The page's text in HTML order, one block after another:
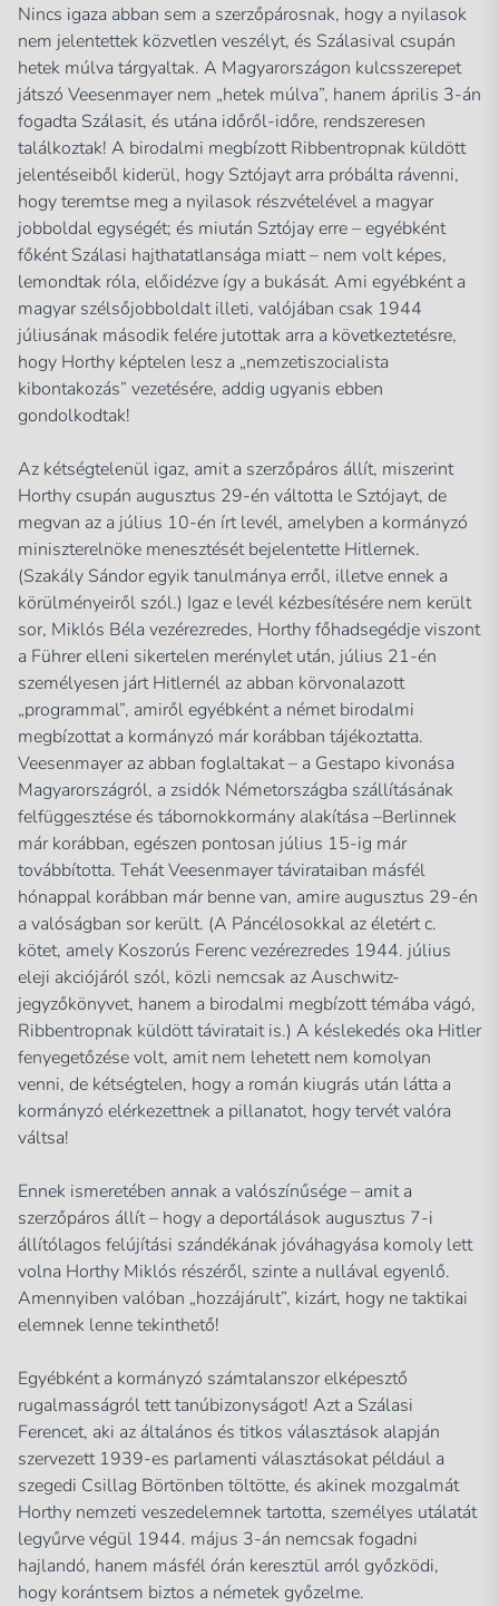
Nincs igaza abban sem a szerzőpárosnak, hogy a nyilasok
nem jelentettek közvetlen veszélyt, és Szálasival csupán
hetek múlva tárgyaltak. A Magyarországon kulcsszerepet
játszó Veesenmayer nem „hetek múlva”, hanem április 3-án
fogadta Szálasit, és utána időről-időre, rendszeresen
találkoztak! A birodalmi megbízott Ribbentropnak küldött
jelentéseiből kiderül, hogy Sztójayt arra próbálta rávenni,
hogy teremtse meg a nyilasok részvételével a magyar
jobboldal egységét; és miután Sztójay erre – egyébként
főként Szálasi hajthatatlansága miatt – nem volt képes,
lemondtak róla, előidézve így a bukását. Ami egyébként a
magyar szélsőjobboldalt illeti, valójában csak 1944
júliusának második felére jutottak arra a következtetésre,
hogy Horthy képtelen lesz a „nemzetiszocialista
kibontakozás” vezetésére, addig ugyanis ebben
gondolkodtak!
Az kétségtelenül igaz, amit a szerzőpáros állít, miszerint
Horthy csupán augusztus 29-én váltotta le Sztójayt, de
megvan az a július 10-én írt levél, amelyben a kormányzó
miniszterelnöke menesztését bejelentette Hitlernek.
(Szakály Sándor egyik tanulmánya erről, illetve ennek a
körülményeiről szól.) Igaz e levél kézbesítésére nem került
sor, Miklós Béla vezérezredes, Horthy főhadsegédje viszont
a Führer elleni sikertelen merénylet után, július 21-én
személyesen járt Hitlernél az abban körvonalazott
„programmal”, amiről egyébként a német birodalmi
megbízottat a kormányzó már korábban tájékoztatta.
Veesenmayer az abban foglaltakat – a Gestapo kivonása
Magyarországról, a zsidók Németországba szállításának
felfüggesztése és tábornokkormány alakítása –Berlinnek
már korábban, egészen pontosan július 15-ig már
továbbította. Tehát Veesenmayer távirataiban másfél
hónappal korábban már benne van, amire augusztus 29-én
a valóságban sor került. (A Páncélosokkal az életért c.
kötet, amely Koszorús Ferenc vezérezredes 1944. július
eleji akciójáról szól, közli nemcsak az Auschwitz-
jegyzőkönyvet, hanem a birodalmi megbízott témába vágó,
Ribbentropnak küldött táviratait is.) A késlekedés oka Hitler
fenyegetőzése volt, amit nem lehetett nem komolyan
venni, de kétségtelen, hogy a román kiugrás után látta a
kormányzó elérkezettnek a pillanatot, hogy tervét valóra
váltsa!
Ennek ismeretében annak a valószínűsége – amit a
szerzőpáros állít – hogy a deportálások augusztus 7-i
állítólagos felújítási szándékának jóváhagyása komoly lett
volna Horthy Miklós részéről, szinte a nullával egyenlő.
Amennyiben valóban „hozzájárult”, kizárt, hogy ne taktikai
elemnek lenne tekinthető!
Egyébként a kormányzó számtalanszor elképesztő
rugalmasságról tett tanúbizonyságot! Azt a Szálasi
Ferencet, aki az általános és titkos választások alapján
szervezett 1939-es parlamenti választásokat például a
szegedi Csillag Börtönben töltötte, és akinek mozgalmát
Horthy nemzeti veszedelemnek tartotta, személyes utálatát
legyűrve végül 1944. május 3-án nemcsak fogadni
hajlandó, hanem másfél órán keresztül arról győzködi,
hogy korántsem biztos a németek győzelme.